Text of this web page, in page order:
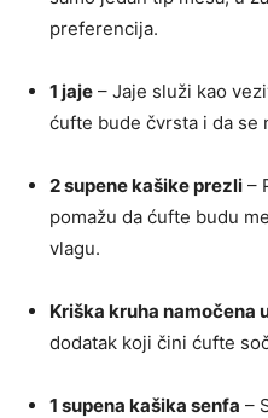
preferencija.
1 jaje – Jaje služi kao
ćufte bude čvrsta i da se
2 supene kašike prezli –
pomažu da ćufte budu
vlagu.
Kriška kruha namočena
dodatak koji čini ćufte
1 supena kašika senfa –